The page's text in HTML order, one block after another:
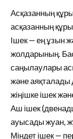
Асқазанның
асқазанның
Ішек — ең ұзын
жолдарының.
саңылаулары
және аяқталады
жіңішке ішек
Аш ішек
ауысады жуан,
Міндет ішек —